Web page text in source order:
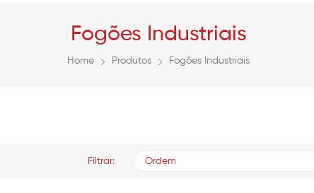
Fogões Industriais
Home Produtos Fogões Industriais
Filtrar: Ordem